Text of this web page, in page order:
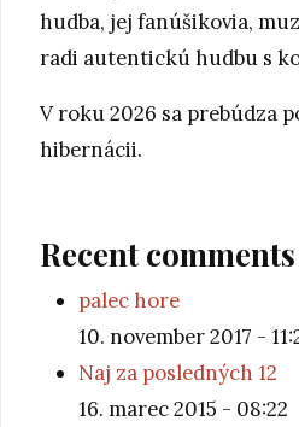
hudba, jej fanúšikovia,
radi autentickú hudbu s
V roku 2026 sa prebúdza
hibernácii.
Recent comments
palec hore
10. november 2017 -
Naj za posledných 12
16. marec 2015 - 08:22